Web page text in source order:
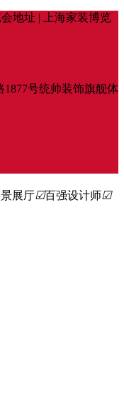
地址 | 上海家装博览
1877号统帅装饰旗舰体
展厅☑百强设计师☑